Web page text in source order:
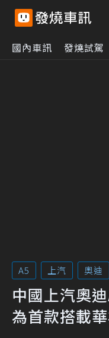
國內車訊 發燒試駕
A5 上汽 奧迪
中國上汽奧
為首款搭載